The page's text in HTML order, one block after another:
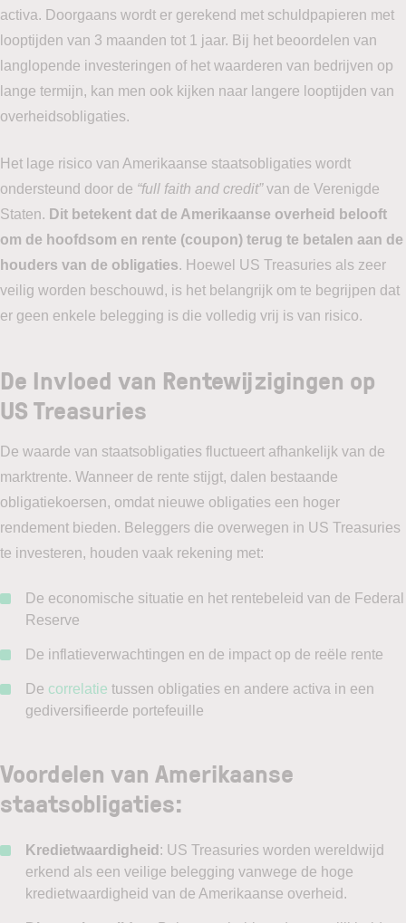
activa. Doorgaans wordt er gerekend met schuldpapieren met
looptijden van 3 maanden tot 1 jaar. Bij het beoordelen van
langlopende investeringen of het waarderen van bedrijven op
lange termijn, kan men ook kijken naar langere looptijden van
overheidsobligaties.
Het lage risico van Amerikaanse staatsobligaties wordt
ondersteund door de “full faith and credit”van de Verenigde
Staten. Dit betekent dat de Amerikaanse overheid belooft
om de hoofdsom en rente (coupon) terug te betalen aan de
houders van de obligaties. Hoewel US Treasuries als zeer
veilig worden beschouwd, is het belangrijk om te begrijpen dat
er geen enkele belegging is die volledig vrij is van risico.
De Invloed van Rentewijzigingen op
US Treasuries
De waarde van staatsobligaties fluctueert afhankelijk van de
marktrente. Wanneer de rente stijgt, dalen bestaande
obligatiekoersen, omdat nieuwe obligaties een hoger
rendement bieden. Beleggers die overwegen in US Treasuries
te investeren, houden vaak rekening met:
De economische situatie en het rentebeleid van de Federal
Reserve
De inflatieverwachtingen en de impact op de reële rente
De correlatie tussen obligaties en andere activa in een
gediversifieerde portefeuille
Voordelen van Amerikaanse
staatsobligaties:
Kredietwaardigheid : US Treasuries worden wereldwijd
erkend als een veilige belegging vanwege de hoge
kredietwaardigheid van de Amerikaanse overheid.